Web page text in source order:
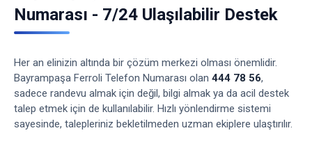
Numarası - 7/24 Ulaşılabilir Destek
Her an elinizin altında bir çözüm merkezi olması önemlidir.
Bayrampaşa Ferroli Telefon Numarası olan 444 78 56,
sadece randevu almak için değil, bilgi almak ya da acil destek
talep etmek için de kullanılabilir. Hızlı yönlendirme sistemi
sayesinde, talepleriniz bekletilmeden uzman ekiplere ulaştırılır.